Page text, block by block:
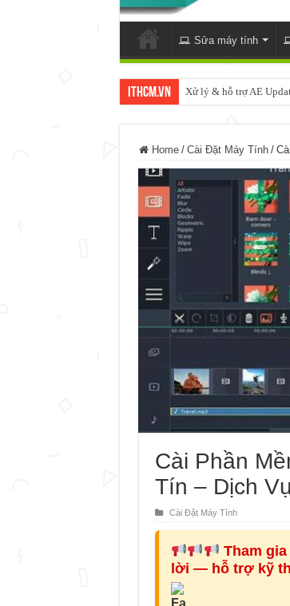
Sửa máy tính
ItHCM.VN Xử lý & hỗ trợ AE
Home / Cài Đặt Máy Tính /
Cài Phần
Tín – Dịch
Cài Đặt Máy Tính
Tham
lời — hỗ trợ kỹ